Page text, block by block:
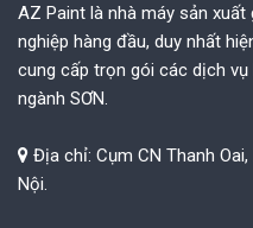
AZ Paint là nhà máy sản
nghiệp hàng đầu, duy nhất
cung cấp trọn gói các dịch vụ
ngành SƠN.
Địa chỉ: Cụm CN Thanh Oai,
Nội.